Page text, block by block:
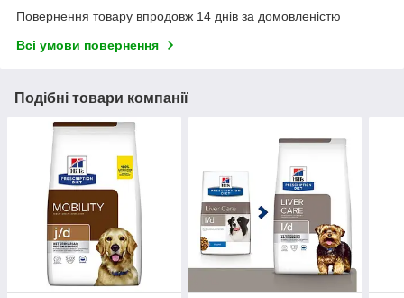
Повернення товару впродовж 14 днів за домовленістю
Всі умови повернення
Подібні товари компанії